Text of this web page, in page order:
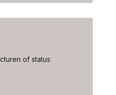
of status